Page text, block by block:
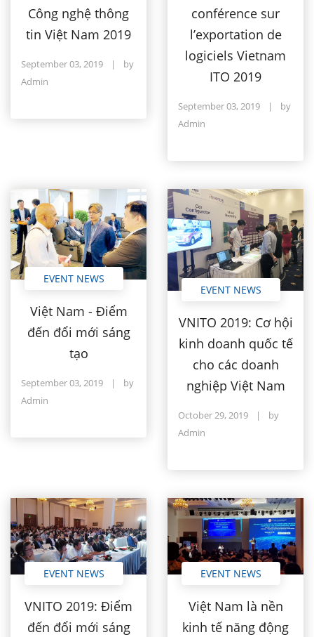
Công nghệ thông
tin Việt Nam 2019
September 03, 2019 |
by
Admin
conférence sur
l’exportation de
logiciels Vietnam
ITO 2019
September 03, 2019 |
by
Admin
EVENT NEWS
Việt Nam - Điểm
đến đổi mới sáng
tạo
September 03, 2019 |
by
Admin
EVENT NEWS
VNITO 2019: Cơ hội
kinh doanh quốc tế
cho các doanh
nghiệp Việt Nam
October 29, 2019 |
by
Admin
EVENT NEWS
VNITO 2019: Điểm
đến đổi mới sáng
EVENT NEWS
Việt Nam là nền
kinh tế năng động